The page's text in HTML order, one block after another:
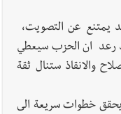
يمتنع عن التصويت،
رعد ان الحزب سيعطي
والانقاذ ستنال ثقة
يحقق خطوات سريعة الى